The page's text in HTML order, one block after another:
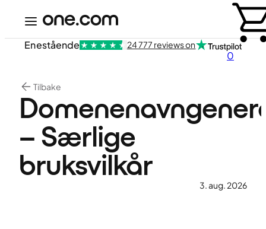
0
Enestående 24 777 reviews on
Tilbake
– Særlige
bruksvilkår
3. aug. 2026